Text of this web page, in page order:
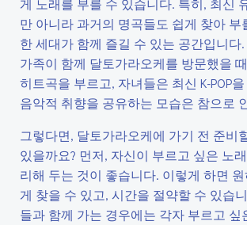
게 노래를 부를 수 있습니다. 특히, 최신
만 아니라 과거의 명곡들도 쉽게 찾아 부
한 세대가 함께 즐길 수 있는 공간입니다
가족이 함께 달토가라오케를 방문했을
히트곡을 부르고, 자녀들은 최신 K-POP
음악적 취향을 공유하는 모습은 참으로
그렇다면, 달토가라오케에 가기 전 준비
있을까요? 먼저, 자신이 부르고 싶은 노
리해 두는 것이 좋습니다. 이렇게 하면
게 찾을 수 있고, 시간을 절약할 수 있습
들과 함께 가는 경우에는 각자 부르고 싶